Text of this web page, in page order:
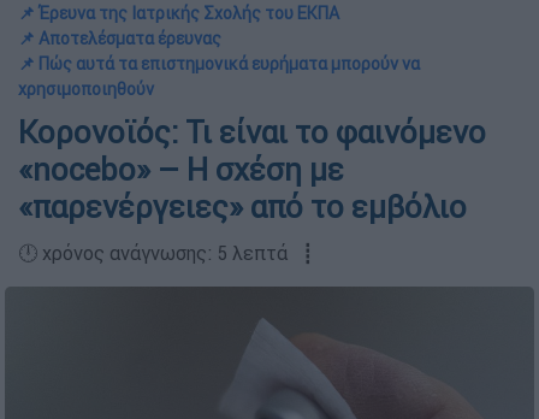
📌 Έρευνα της Ιατρικής Σχολής του ΕΚΠΑ
📌 Αποτελέσματα έρευνας
📌 Πώς αυτά τα επιστημονικά ευρήματα μπορούν να
χρησιμοποιηθούν
Κορονοϊός: Τι είναι το φαινόμενο
«nocebo» – H σχέση με
«παρενέργειες» από το εμβόλιο
🕛 χρόνος ανάγνωσης: 5 λεπτά ┋